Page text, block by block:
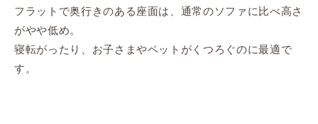
フラットで奥行きのある座面は、通常のソファに比べ高さ
がやや低め。
寝転がったり、お子さまやペットがくつろぐのに最適で
す。